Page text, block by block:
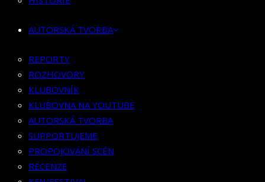
KLUBOVNA NA YOUTUBE
SUPPORTUJEME
PROPOJOVÁNÍ SCÉN
RECENZE
KFN/FESTIVAL
GUESTLIST
SPOLUPRÁCE
BOOKING
AUTORSKÁ TVORBA
REPORTY
ROZHOVORY
KLUBOVNÍK
KLUBOVNA NA YOUTUBE
AUTORSKÁ TVORBA
SUPPORTUJEME
PROPOJOVÁNÍ SCÉN
RECENZE